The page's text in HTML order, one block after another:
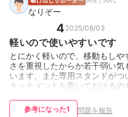
なりぞー
4 2025/08/03
軽いので使いやすいです
とにかく軽いので、移動もし
さを重視したからか若干弱い
います。また専用スタンドが
タッチメントを置いておけるの
参考になった1 問題を報告